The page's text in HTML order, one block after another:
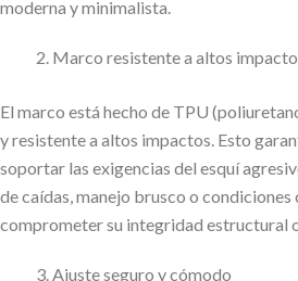
moderna y minimalista.
Marco resistente a altos
El marco está hecho de TPU
y resistente a altos impactos. Esto
soportar las exigencias del esquí
de caídas, manejo brusco o condiciones
comprometer su integridad estructural
Ajuste seguro y cómodo